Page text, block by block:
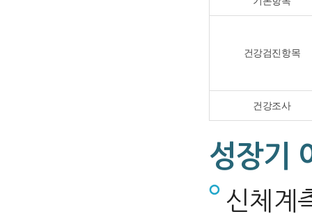
건강검진항목
건강조사
성장기
신체계